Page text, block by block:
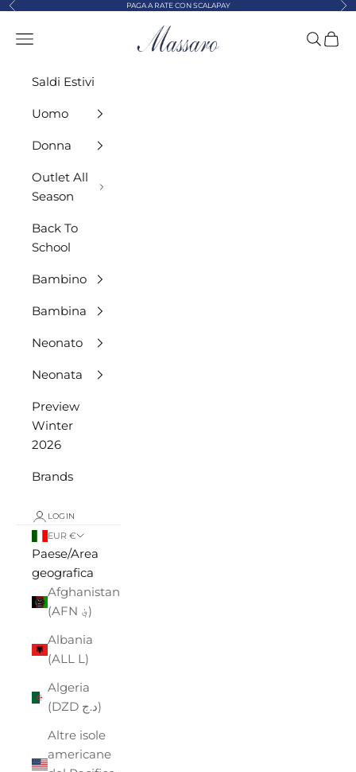
Vai al contenuto
Precedente PAGA A RATE CON SCALAPAY
MASSARO ABBIGLIAMENTO
Menù Cerca
Saldi Estivi
Uomo
Donna
Outlet All
Season
Back To
School
Bambino
Bambina
Neonato
Neonata
Preview
Winter
2026
Brands
LOGIN
EUR €
Paese/Area
geografica
Afghanistan
(AFN ؋)
Albania
(ALL L)
Algeria
(DZD د.ج)
Altre isole
americane